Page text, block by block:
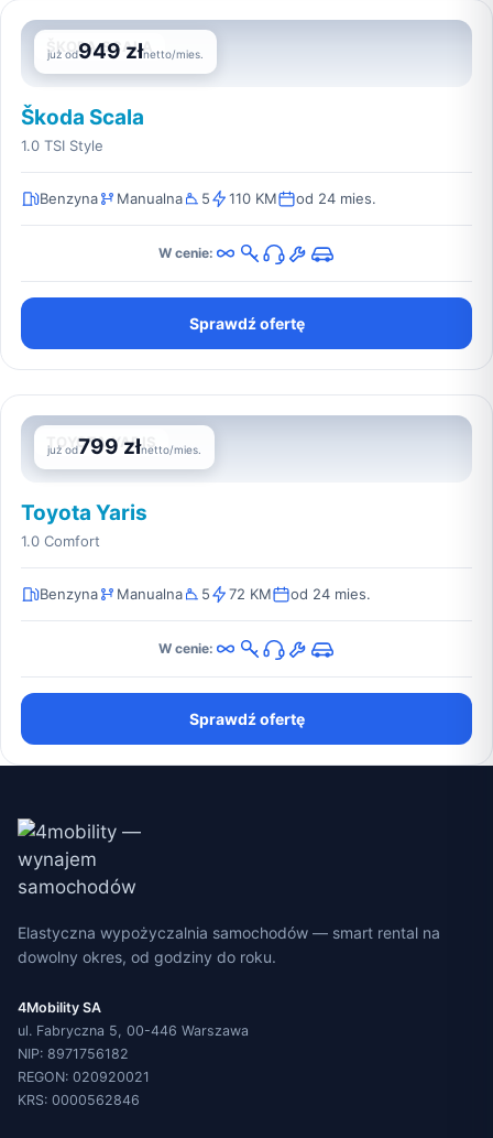
ŠKODA SCALA
już od949 złnetto/mies.
Škoda Scala
1.0 TSI Style
Benzyna Manualna 5 110 KM od 24 mies.
W cenie:
Sprawdź ofertę
TOYOTA YARIS
już od799 złnetto/mies.
Toyota Yaris
1.0 Comfort
Benzyna Manualna 5 72 KM od 24 mies.
W cenie:
Sprawdź ofertę
Elastyczna wypożyczalnia samochodów — smart rental na
dowolny okres, od godziny do roku.
4Mobility SA
ul. Fabryczna 5, 00-446 Warszawa
NIP: 8971756182
REGON: 020920021
KRS: 0000562846